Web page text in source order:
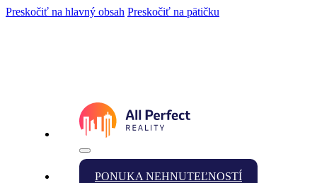
Preskočiť na hlavný obsah Preskočiť na pätičku
PONUKA NEHNUTEĽNOSTÍ